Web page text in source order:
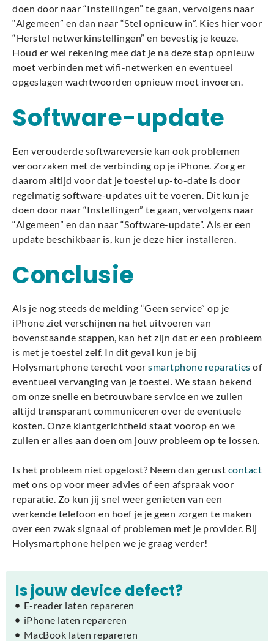
doen door naar “Instellingen” te gaan, vervolgens naar
“Algemeen” en dan naar “Stel opnieuw in”. Kies hier voor
“Herstel netwerkinstellingen” en bevestig je keuze.
Houd er wel rekening mee dat je na deze stap opnieuw
moet verbinden met wifi-netwerken en eventueel
opgeslagen wachtwoorden opnieuw moet invoeren.
Software-update
Een verouderde softwareversie kan ook problemen
veroorzaken met de verbinding op je iPhone. Zorg er
daarom altijd voor dat je toestel up-to-date is door
regelmatig software-updates uit te voeren. Dit kun je
doen door naar “Instellingen” te gaan, vervolgens naar
“Algemeen” en dan naar “Software-update”. Als er een
update beschikbaar is, kun je deze hier installeren.
Conclusie
Als je nog steeds de melding “Geen service” op je
iPhone ziet verschijnen na het uitvoeren van
bovenstaande stappen, kan het zijn dat er een probleem
is met je toestel zelf. In dit geval kun je bij
Holysmartphone terecht voor smartphone reparaties of
eventueel vervanging van je toestel. We staan bekend
om onze snelle en betrouwbare service en we zullen
altijd transparant communiceren over de eventuele
kosten. Onze klantgerichtheid staat voorop en we
zullen er alles aan doen om jouw probleem op te lossen.
Is het probleem niet opgelost? Neem dan gerust contact
met ons op voor meer advies of een afspraak voor
reparatie. Zo kun jij snel weer genieten van een
werkende telefoon en hoef je je geen zorgen te maken
over een zwak signaal of problemen met je provider. Bij
Holysmartphone helpen we je graag verder!
Is jouw device defect?
E-reader laten repareren
iPhone laten repareren
MacBook laten repareren